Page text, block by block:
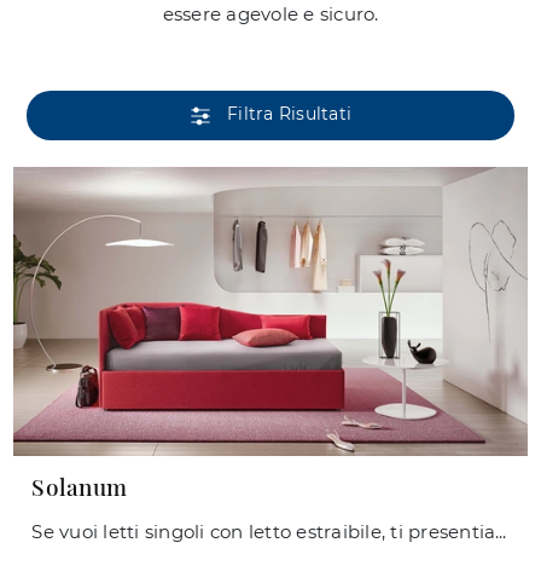
essere agevole e sicuro.
Filtra Risultati
Solanum
Se vuoi letti singoli con letto estraibile, ti presentiamo il modello Solanum in tessuto per arricchire la cameretta.